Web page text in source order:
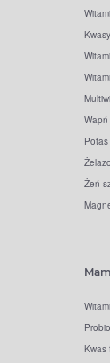
Wapń
Potas
Żelazo
Żeń-
Kwas